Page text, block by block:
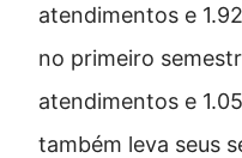
atendimentos e
no primeiro
atendimentos e
também leva seus